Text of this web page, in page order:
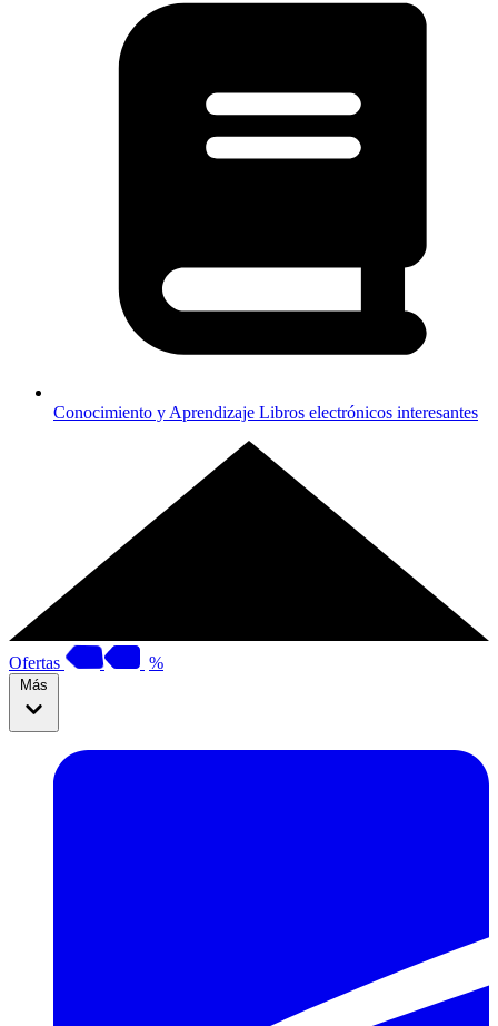
Conocimiento y Aprendizaje Libros electrónicos interesantes
Ofertas %
Más